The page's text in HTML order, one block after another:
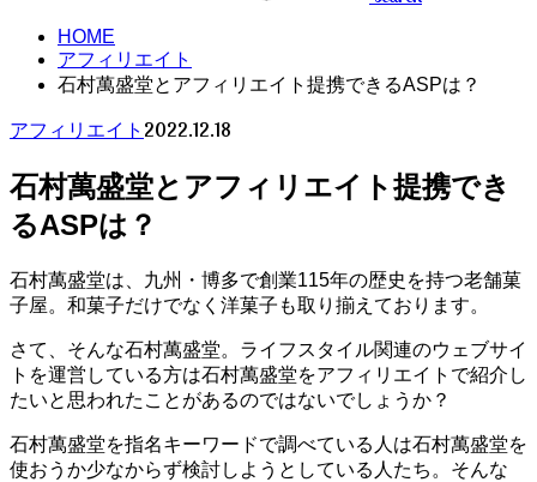
HOME
アフィリエイト
石村萬盛堂とアフィリエイト提携できるASPは？
アフィリエイト 2022.12.18
石村萬盛堂とアフィリエイト提携でき
るASPは？
石村萬盛堂は、九州・博多で創業115年の歴史を持つ老舗菓
子屋。和菓子だけでなく洋菓子も取り揃えております。
さて、そんな石村萬盛堂。ライフスタイル関連のウェブサイ
トを運営している方は石村萬盛堂をアフィリエイトで紹介し
たいと思われたことがあるのではないでしょうか？
石村萬盛堂を指名キーワードで調べている人は石村萬盛堂を
使おうか少なからず検討しようとしている人たち。そんな